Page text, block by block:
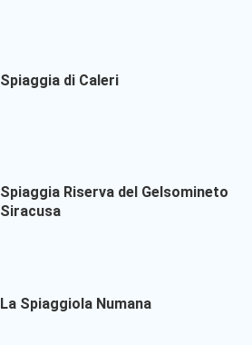
Spiaggia di Caleri
Spiaggia Riserva del Gelsomineto
Siracusa
La Spiaggiola Numana